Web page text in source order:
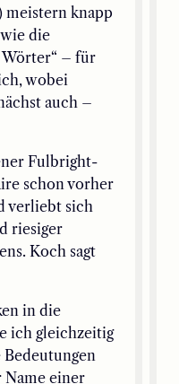
meistern knapp
die
– für
wobei
auch –
Fulbright-
schon vorher
verliebt sich
riesiger
Koch sagt
in die
ich gleichzeitig
Name einer